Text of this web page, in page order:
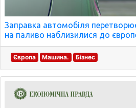
Заправка автомобіля
на паливо наблизилися до
Європа Машина. Бізнес